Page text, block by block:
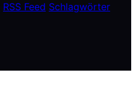
RSS Feed Schlagwörter